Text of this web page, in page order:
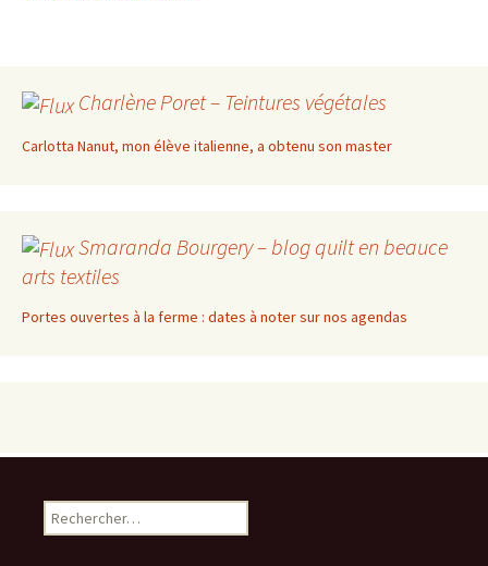
Charlène Poret – Teintures végétales
Carlotta Nanut, mon élève italienne, a obtenu son master
Smaranda Bourgery – blog quilt en beauce
arts textiles
Portes ouvertes à la ferme : dates à noter sur nos agendas
Rechercher :